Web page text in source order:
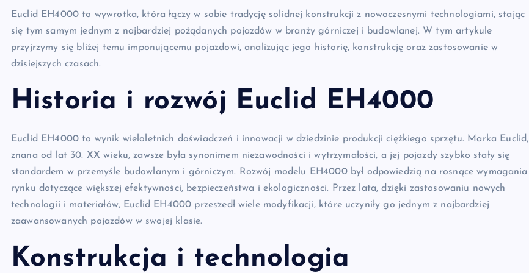
Euclid EH4000 to wywrotka, która łączy w sobie tradycję solidnej konstrukcji z nowoczesnymi technologiami, stając
się tym samym jednym z najbardziej pożądanych pojazdów w branży górniczej i budowlanej. W tym artykule
przyjrzymy się bliżej temu imponującemu pojazdowi, analizując jego historię, konstrukcję oraz zastosowanie w
dzisiejszych czasach.
Historia i rozwój Euclid EH4000
Euclid EH4000 to wynik wieloletnich doświadczeń i innowacji w dziedzinie produkcji ciężkiego sprzętu. Marka Euclid,
znana od lat 30. XX wieku, zawsze była synonimem niezawodności i wytrzymałości, a jej pojazdy szybko stały się
standardem w przemyśle budowlanym i górniczym. Rozwój modelu EH4000 był odpowiedzią na rosnące wymagania
rynku dotyczące większej efektywności, bezpieczeństwa i ekologiczności. Przez lata, dzięki zastosowaniu nowych
technologii i materiałów, Euclid EH4000 przeszedł wiele modyfikacji, które uczyniły go jednym z najbardziej
zaawansowanych pojazdów w swojej klasie.
Konstrukcja i technologia